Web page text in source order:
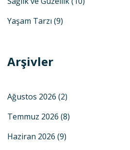
Yaşam Tarzı (9)
Arşivler
Ağustos 2026 (2)
Temmuz 2026 (8)
Haziran 2026 (9)